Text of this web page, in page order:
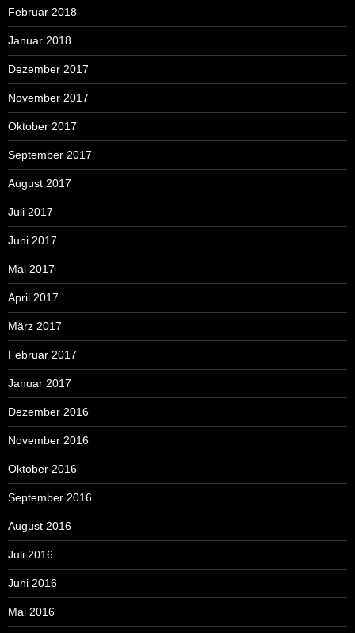
Februar 2018
Januar 2018
Dezember 2017
November 2017
Oktober 2017
September 2017
August 2017
Juli 2017
Juni 2017
Mai 2017
April 2017
März 2017
Februar 2017
Januar 2017
Dezember 2016
November 2016
Oktober 2016
September 2016
August 2016
Juli 2016
Juni 2016
Mai 2016